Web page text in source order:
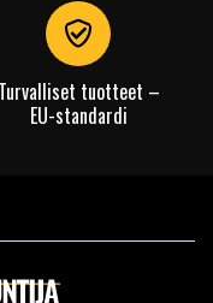
Turvalliset tuotteet –
EU-standardi